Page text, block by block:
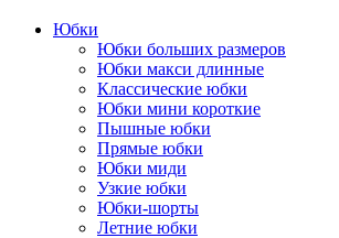
Юбки
Юбки больших размеров
Юбки макси длинные
Классические юбки
Юбки мини короткие
Пышные юбки
Прямые юбки
Юбки миди
Узкие юбки
Юбки-шорты
Летние юбки